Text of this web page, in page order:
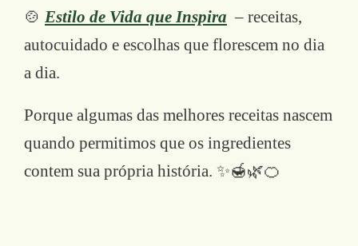
🍲 Estilo de Vida que Inspira – receitas,
autocuidado e escolhas que florescem no dia
a dia.
Porque algumas das melhores receitas nascem
quando permitimos que os ingredientes
contem sua própria história. ✨🍯🌿🍊